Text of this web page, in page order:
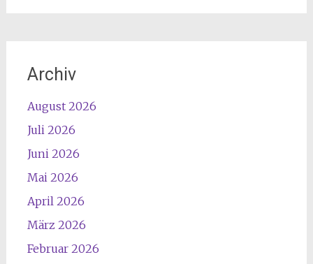
Archiv
August 2026
Juli 2026
Juni 2026
Mai 2026
April 2026
März 2026
Februar 2026